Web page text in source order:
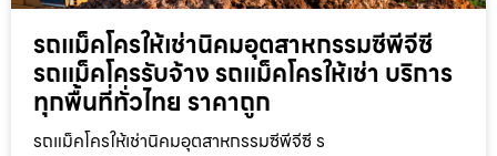
รถแม็คโครให้เช่านิคมอุตสาหกรรมซีพีจีซี
รถแม็คโครรับจ้าง รถแม็คโครให้เช่า บริการ
ทุกพื้นที่ทั่วไทย ราคาถูก
รถแม็คโครให้เช่านิคมอุตสาหกรรมซีพีจีซี ร